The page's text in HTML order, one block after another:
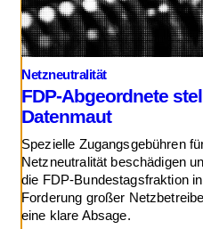
Netzneutralität
FDP-Abgeordnete
Datenmaut
Spezielle Zugangsgebühren
Netzneutralität beschädigen
die FDP-Bundestagsfraktion
Forderung großer
eine klare Absage.